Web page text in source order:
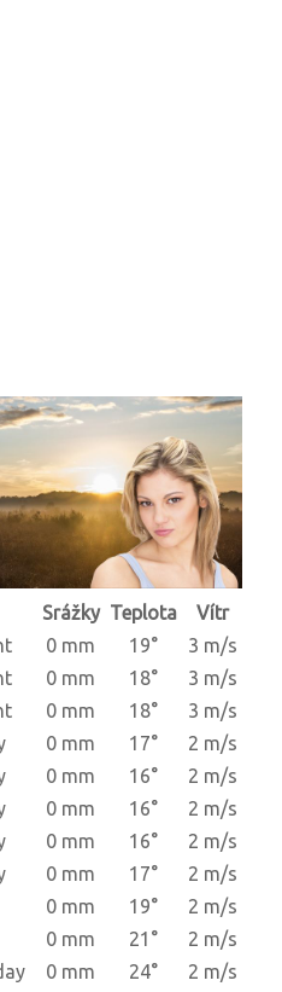
Srážky Teplota
Vítr
0 mm 19°
3 m/s
0 mm 18°
3 m/s
0 mm 18°
3 m/s
0 mm 17°
2 m/s
0 mm 16°
2 m/s
0 mm 16°
2 m/s
0 mm 16°
2 m/s
0 mm 17°
2 m/s
0 mm 19°
2 m/s
0 mm 21°
2 m/s
0 mm 24°
2 m/s